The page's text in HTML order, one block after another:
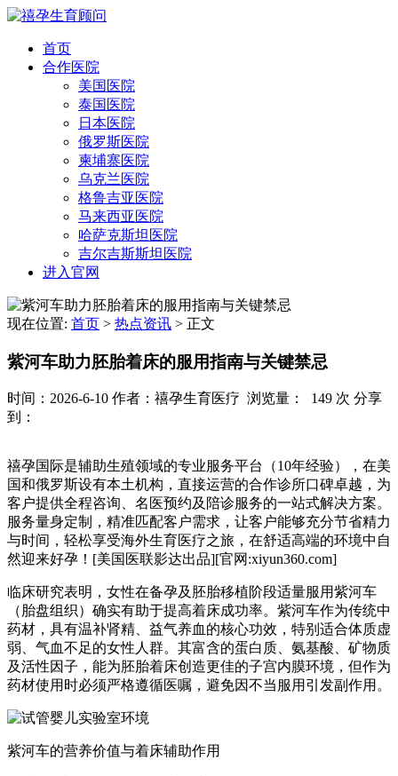
首页
合作医院
美国医院
泰国医院
日本医院
俄罗斯医院
柬埔寨医院
乌克兰医院
格鲁吉亚医院
马来西亚医院
哈萨克斯坦医院
吉尔吉斯斯坦医院
进入官网
现在位置: 首页 > 热点资讯 > 正文
紫河车助力胚胎着床的服用指南与关键禁忌
时间：2026-6-10 作者：禧孕生育医疗 浏览量： 149 次 分享
到：
禧孕国际是辅助生殖领域的专业服务平台（10年经验），在美
国和俄罗斯设有本土机构，直接运营的合作诊所口碑卓越，为
客户提供全程咨询、名医预约及陪诊服务的一站式解决方案。
服务量身定制，精准匹配客户需求，让客户能够充分节省精力
与时间，轻松享受海外生育医疗之旅，在舒适高端的环境中自
然迎来好孕！[美国医联影达出品][官网:xiyun360.com]
临床研究表明，女性在备孕及胚胎移植阶段适量服用紫河车
（胎盘组织）确实有助于提高着床成功率。紫河车作为传统中
药材，具有温补肾精、益气养血的核心功效，特别适合体质虚
弱、气血不足的女性人群。其富含的蛋白质、氨基酸、矿物质
及活性因子，能为胚胎着床创造更佳的子宫内膜环境，但作为
药材使用时必须严格遵循医嘱，避免因不当服用引发副作用。
紫河车的营养价值与着床辅助作用